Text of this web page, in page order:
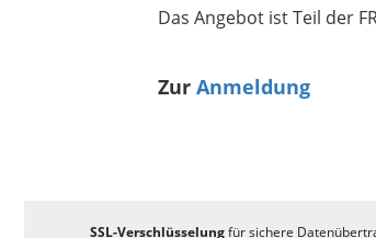
Das Angebot ist Teil der
Zur Anmeldung
SSL-Verschlüsselungfür sichere